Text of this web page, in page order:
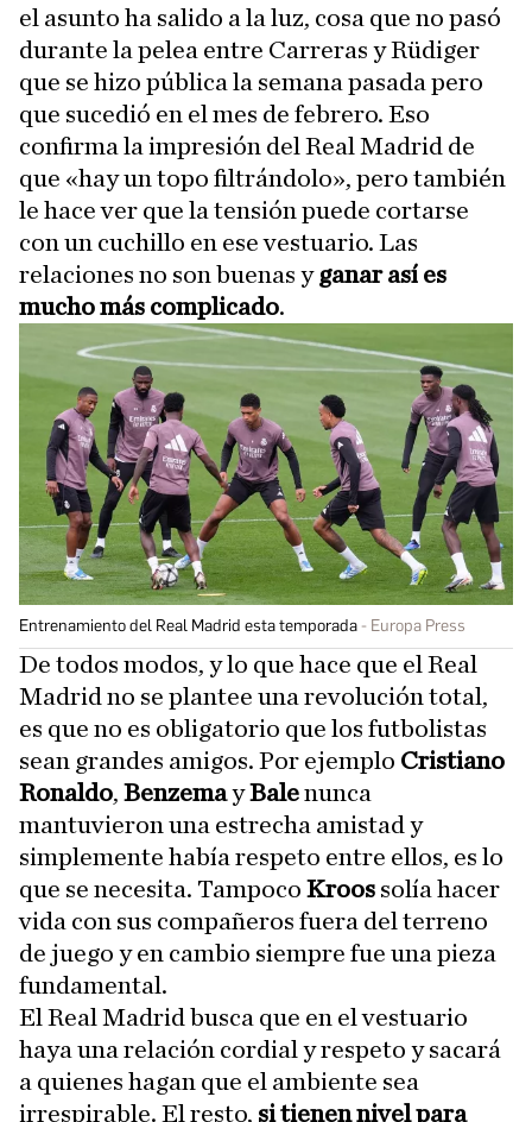
el asunto ha salido a la luz, cosa que no pasó
durante la pelea entre Carreras y Rüdiger
que se hizo pública la semana pasada pero
que sucedió en el mes de febrero. Eso
confirma la impresión del Real Madrid de
que «hay un topo filtrándolo», pero también
le hace ver que la tensión puede cortarse
con un cuchillo en ese vestuario. Las
relaciones no son buenas y ganar así es
mucho más complicado.
Entrenamiento del Real Madrid esta temporada Europa Press
De todos modos, y lo que hace que el Real
Madrid no se plantee una revolución total,
es que no es obligatorio que los futbolistas
sean grandes amigos. Por ejemplo Cristiano
Ronaldo, BenzemayBalenunca
mantuvieron una estrecha amistad y
simplemente había respeto entre ellos, es lo
que se necesita. Tampoco Kroos solía hacer
vida con sus compañeros fuera del terreno
de juego y en cambio siempre fue una pieza
fundamental.
El Real Madrid busca que en el vestuario
haya una relación cordial y respeto y sacará
a quienes hagan que el ambiente sea
irrespirable. El resto, si tienen nivel para